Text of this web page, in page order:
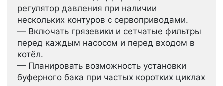
регулятор давления при наличии
нескольких контуров с сервоприводами.
— Включать грязевики и сетчатые фильтры
перед каждым насосом и перед входом в
котёл.
— Планировать возможность установки
буферного бака при частых коротких циклах